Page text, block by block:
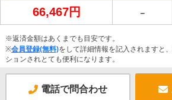
66,467円 －
※返済金額はあくまでも目安です。
※会員登録(無料)をして詳細情報を記入されますと
ションされとても便利になります。
電話で問合わせ